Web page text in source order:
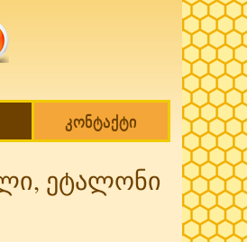
კონტაქტი
ეტალონი